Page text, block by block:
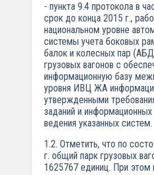
- пункта 9.4 протокола в
срок до конца 2015 г.,
национальном уровне
системы учета боковых
балок и колесных пар
грузовых вагонов с
информационную базу
уровня ИВЦ ЖА
утвержденными
заданий и информационных
ведения указанных систем.
1.2. Отметить, что по
г. общий парк грузовых
1625767 единиц. При этом